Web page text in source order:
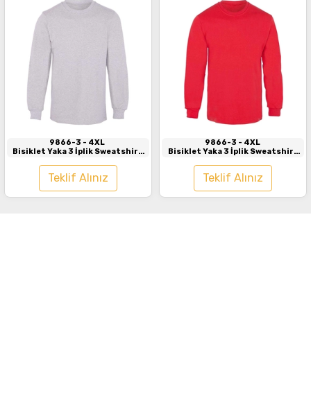
9866-3 - 4XL
Bisiklet Yaka 3 İplik Sweatshirt
Gri
Teklif Alınız
9866-3 - 4XL
Bisiklet Yaka 3 İplik Sweatshirt
Teklif Alınız